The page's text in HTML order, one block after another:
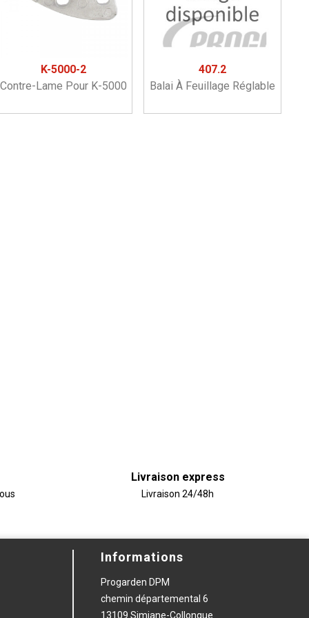
K-5000-2
Contre-Lame Pour K-5000
407.2
Balai À Feuillage Réglable
Livraison express
Livraison 24/48h
Informations
Progarden DPM
chemin départemental 6
13109 Simiane-Collongue